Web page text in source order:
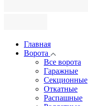
Главная
Ворота
Все ворота
Гаражные
Секционные
Откатные
Распашные